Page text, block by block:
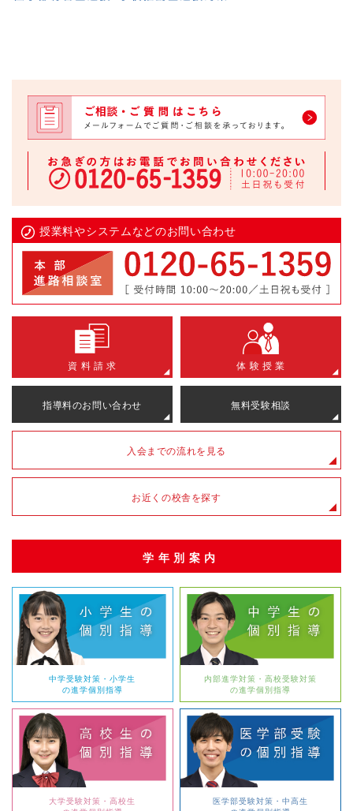
授業料やシステムなどのお問い合わせ
資 料 請 求
指導料のお問い合わせ
体 験 授 業
無料受験相談
入会までの流れを見る
お近くの校舎を探す
学年別案内
中学受験対策・小学生
の進学個別指導
内部進学対策・高校受験対策
の進学個別指導
大学受験対策・高校生
医学部受験対策・中高生